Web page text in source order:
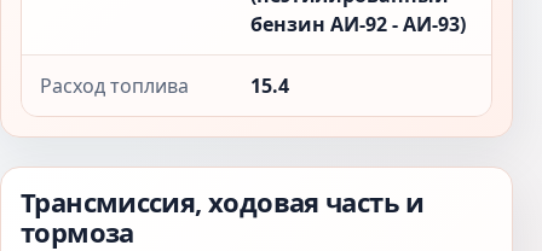
бензин АИ-92 - АИ-93)
Расход топлива 15.4
Трансмиссия, ходовая часть и
тормоза